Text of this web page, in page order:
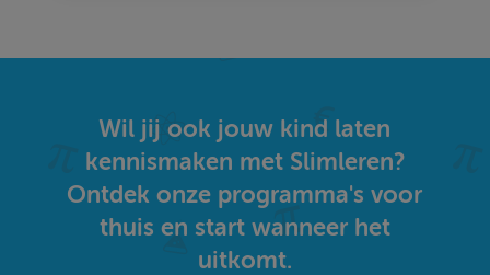
Wil jij ook jouw kind laten
kennismaken met Slimleren?
Ontdek onze programma's voor
thuis en start wanneer het
uitkomt.